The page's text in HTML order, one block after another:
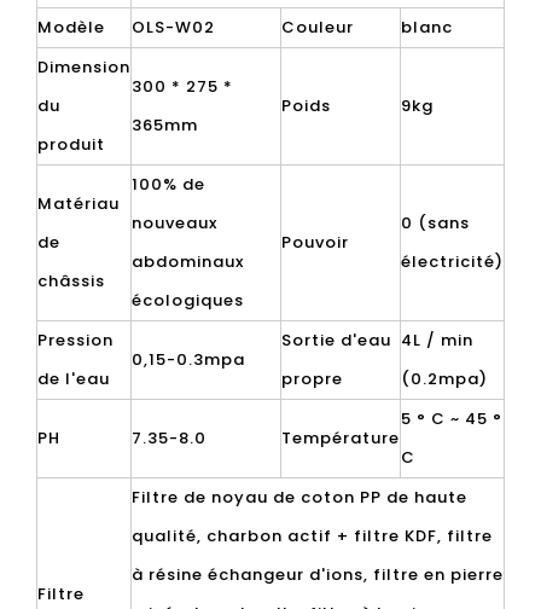
Modèle OLS-W02 Couleur
blanc
Dimension
du
produit
300 * 275 *
365mm
Poids 9kg
Matériau
de
châssis
100% de
nouveaux
abdominaux
écologiques
Pouvoir
0 (sans
électricité)
Pression
de l'eau
0,15-0.3mpa
Sortie d'eau
propre
4L / min
(0.2mpa)
PH 7.35-8.0 Température
5 ° C ~ 45 °
C
Filtre
Filtre de noyau de coton PP de haute
qualité, charbon actif + filtre KDF, filtre
à résine échangeur d'ions, filtre en pierre